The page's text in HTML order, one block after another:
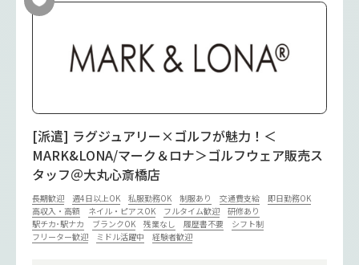
[派遣] ラグジュアリー×ゴルフが魅力！＜
MARK&LONA/マーク＆ロナ＞ゴルフウェア販売ス
タッフ＠大丸心斎橋店
長期歓迎 週4日以上OK 私服勤務OK 制服あり 交通費支給
即日勤務OK
高収入・高額
ネイル・ピアスOK フルタイム歓迎
研修あり
駅チカ･駅ナカ
ブランクOK 残業なし 履歴書不要
シフト制
フリーター歓迎
ミドル活躍中 経験者歓迎